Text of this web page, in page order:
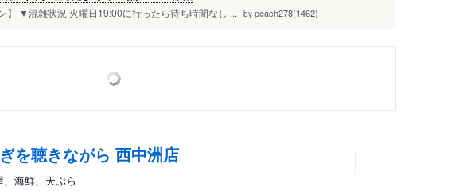
】 ▼混雑状況 火曜日19:00に行ったら待ち時間なし ... by peach278(1462)
を聴きながら 西中洲店
海鮮、天ぷら